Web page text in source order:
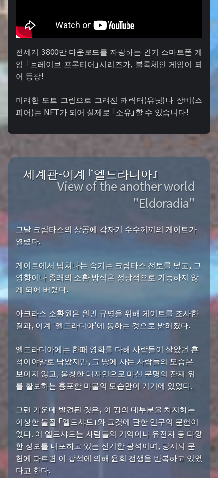
전세계 3800만 다운로드를 자랑하는 인기 스마트폰 게
임 「브레이브 프론티어」시리즈가, 블록체인 게임이 되
어 등장!
미려한 도트 그림으로 그려진 캐릭터(유닛)나 장비(스
피어)는 NFT가 되어 실제로 「소유」할 수 있습니다!
세계관-이계 『엘드라디아』
View of the another world
"Eldoradia"
그날 크립타스의 상공에 갑자기 수수께끼의 게이트가
열렸다.
게이트에서 넘쳐나는 속기는 크립타스 전토를 덮고, 그
영향이나 종래의 소환 방식은 정상적으로 기능하지 않
게 되어 버렸다.
아크라스 소환원은 원인 규명을 위해 게이트를 조사한
결과, 이계 '엘드라디아'에 통하는 것으로 밝혀졌다.
엘드라디아에는 한때 영화를 다해 사람들이 살았던 흔
적이야말로 남았지만, 그 땅에 사는 사람들의 모습은
보이지 않고, 울창한 대자연으로 마신 문명의 잔재 위
를 활보하는 흉포한 마물의 모습만이 거기에 있었다.
그런 가운데 발견된 것은, 이 땅의 대부분을 차지하는
이상한 물질 「엘드샤드」와 그것에 관한 연구의 문헌이
었다. 이 엘드샤드는 사람들의 기억이나 유전자 등 다양
한 정보를 내포하고 있는 신기한 광석이며, 당시의 문
헌에 따르면 이 광석에 의해 윤회 전생을 반복하고 있었
다고 한다.